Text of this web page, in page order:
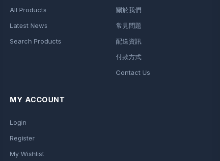
All Products
Latest News
Search Products
關於我們
常見問題
配送資訊
付款方式
Contact Us
MY ACCOUNT
Login
Register
My Wishlist